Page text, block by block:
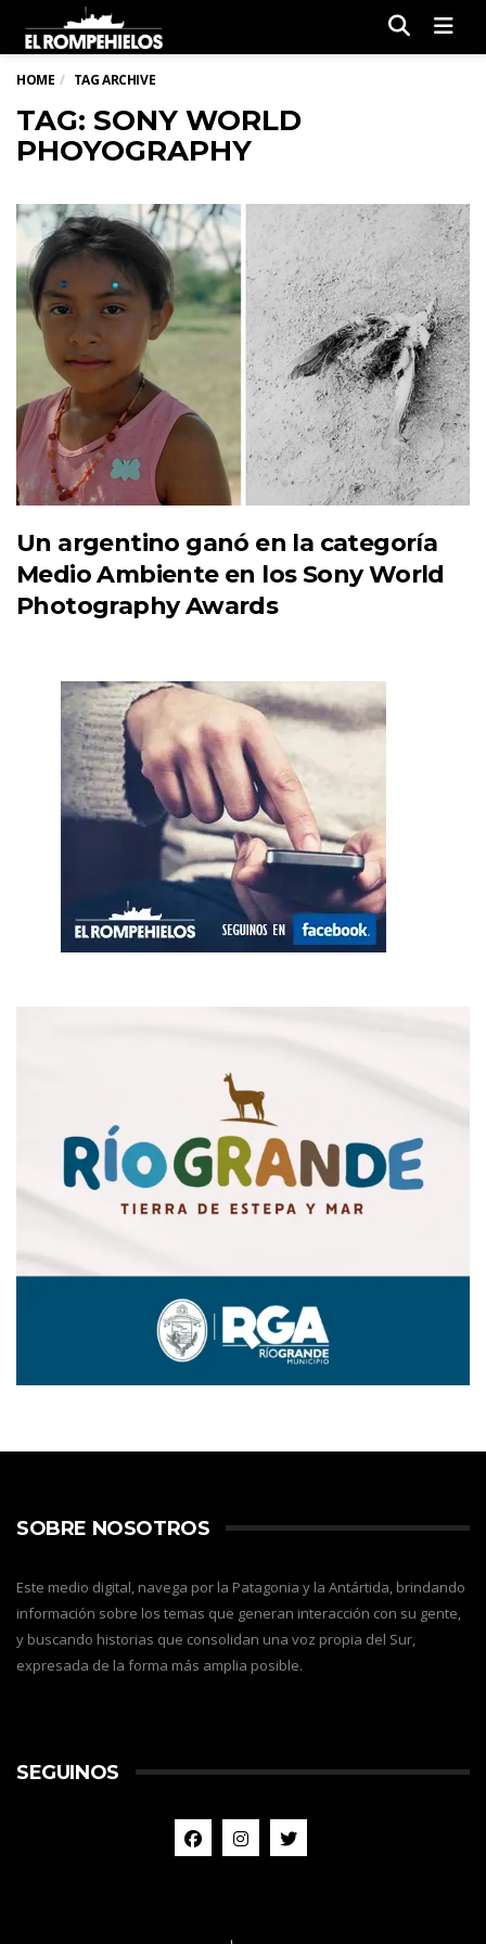
HOME TAG ARCHIVE
TAG: SONY WORLD
PHOYOGRAPHY
Un argentino ganó en la categoría
Medio Ambiente en los Sony World
Photography Awards
SOBRE NOSOTROS
Este medio digital, navega por la Patagonia y la Antártida, brindando
información sobre los temas que generan interacción con su gente,
y buscando historias que consolidan una voz propia del Sur,
expresada de la forma más amplia posible.
SEGUINOS